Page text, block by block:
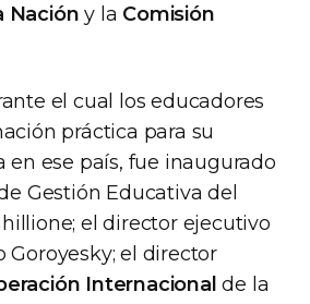
Nación y la Comisión
el cual los educadores
práctica para su
en ese país, fue inaugurado
Gestión Educativa del
el director ejecutivo
Goroyesky; el director
Internacional de la